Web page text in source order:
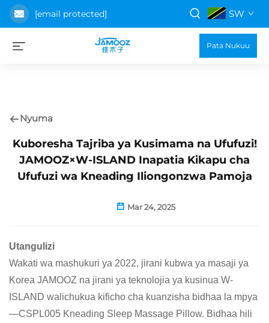
[email protected] SW
Pata Nukuu
Nyuma
Kuboresha Tajriba ya Kusimama na Ufufuzi!
JAMOOZ×W-ISLAND Inapatia Kikapu cha
Ufufuzi wa Kneading Iliongonzwa Pamoja
Mar 24, 2025
Utangulizi
Wakati wa mashukuri ya 2022, jirani kubwa ya masaji ya
Korea JAMOOZ na jirani ya teknolojia ya kusinua W-
ISLAND walichukua kificho cha kuanzisha bidhaa la mpya
—CSPL005 Kneading Sleep Massage Pillow. Bidhaa hili